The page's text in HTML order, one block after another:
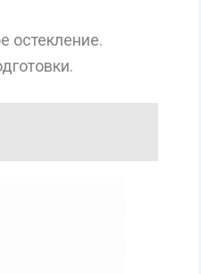
остекление.